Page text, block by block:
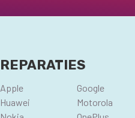
REPARATIES
Apple
Google
Huawei
Motorola